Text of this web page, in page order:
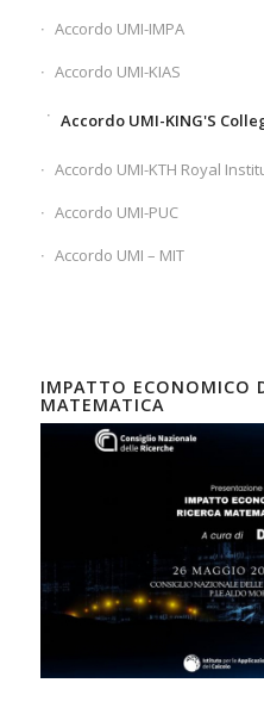
Accordo UMI-IMPA
Accordo UMI-KIAS
Accordo UMI-KING'S
Accordo UMI-KTH Royal
Accordo UMI-PUC
Accordo UMI – MIT
IMPATTO ECONOMICO
MATEMATICA